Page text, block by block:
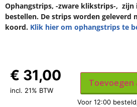
Ophangstrips, -zware klikstrips-, zijn
bestellen. De strips worden geleverd
koord. Klik hier om ophangstrips te
€ 31,00
incl. 21% BTW
Toevoegen